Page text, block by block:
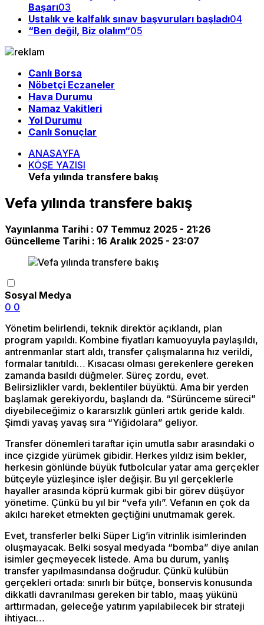
Başarı03
Ustalık ve kalfalık sınav başvuruları başladı04
“Ben değil, Biz olalım“05
Canlı Borsa
Nöbetçi Eczaneler
Hava Durumu
Namaz Vakitleri
Yol Durumu
Canlı Sonuçlar
ANASAYFA
KÖŞE YAZISI
Vefa yılında transfere bakış
Vefa yılında transfere bakış
Yayınlanma Tarihi : 07 Temmuz 2025 - 21:26
Güncelleme Tarihi : 16 Aralık 2025 - 23:07
Sosyal Medya
0 0
Yönetim belirlendi, teknik direktör açıklandı, plan
program yapıldı. Kombine fiyatları kamuoyuyla paylaşıldı,
antrenmanlar start aldı, transfer çalışmalarına hız verildi,
formalar tanıtıldı… Kısacası olması gerekenlere gereken
zamanda basıldı düğmeler. Süreç zordu, evet.
Belirsizlikler vardı, beklentiler büyüktü. Ama bir yerden
başlamak gerekiyordu, başlandı da. “Sürünceme süreci”
diyebileceğimiz o kararsızlık günleri artık geride kaldı.
Şimdi yavaş yavaş sıra “Yiğidolara” geliyor.
Transfer dönemleri taraftar için umutla sabır arasındaki o
ince çizgide yürümek gibidir. Herkes yıldız isim bekler,
herkesin gönlünde büyük futbolcular yatar ama gerçekler
bütçeyle yüzleşince işler değişir. Bu yıl gerçeklerle
hayaller arasında köprü kurmak gibi bir görev düşüyor
yönetime. Çünkü bu yıl bir “vefa yılı”. Vefanın en çok da
akılcı hareket etmekten geçtiğini unutmamak gerek.
Evet, transferler belki Süper Lig’in vitrinlik isimlerinden
oluşmayacak. Belki sosyal medyada “bomba” diye anılan
isimler geçmeyecek listede. Ama bu durum, yanlış
transfer yapılmasındansa doğrudur. Çünkü kulübün
gerçekleri ortada: sınırlı bir bütçe, bonservis konusunda
dikkatli davranılması gereken bir tablo, maaş yükünü
arttırmadan, geleceğe yatırım yapılabilecek bir strateji
ihtiyacı…